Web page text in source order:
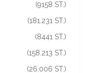
(9158 ST.)
(181.231 ST.)
(8441 ST.)
(158.213 ST.)
(26.006 ST.)